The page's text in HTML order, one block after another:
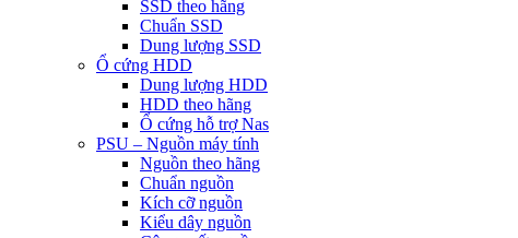
SSD theo hãng
Chuẩn SSD
Dung lượng SSD
Ổ cứng HDD
Dung lượng HDD
HDD theo hãng
Ổ cứng hỗ trợ Nas
PSU – Nguồn máy tính
Nguồn theo hãng
Chuẩn nguồn
Kích cỡ nguồn
Kiểu dây nguồn